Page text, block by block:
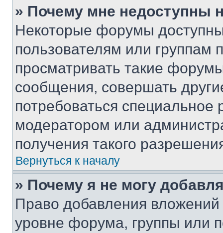
» Почему мне недоступны
Некоторые форумы
пользователям или группам
просматривать такие
сообщения, совершать
потребоваться
модератором или
получения такого
Вернуться к началу
» Почему я не могу
Право добавления
уровне форума, группы или